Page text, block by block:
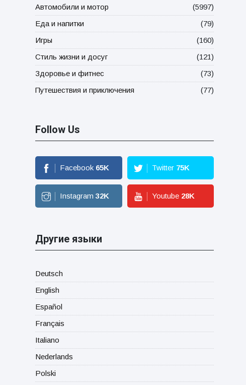
Автомобили и мотор
(5997)
Еда и напитки
(79)
Игры
(160)
Стиль жизни и досуг
(121)
Здоровье и фитнес
(73)
Путешествия и приключения
(77)
Follow Us
Facebook 65K Twitter 75K
Instagram 32K Youtube 28K
Другие языки
Deutsch
English
Español
Français
Italiano
Nederlands
Polski